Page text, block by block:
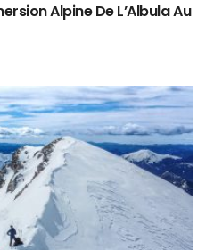
Alpine De L’Albula Au